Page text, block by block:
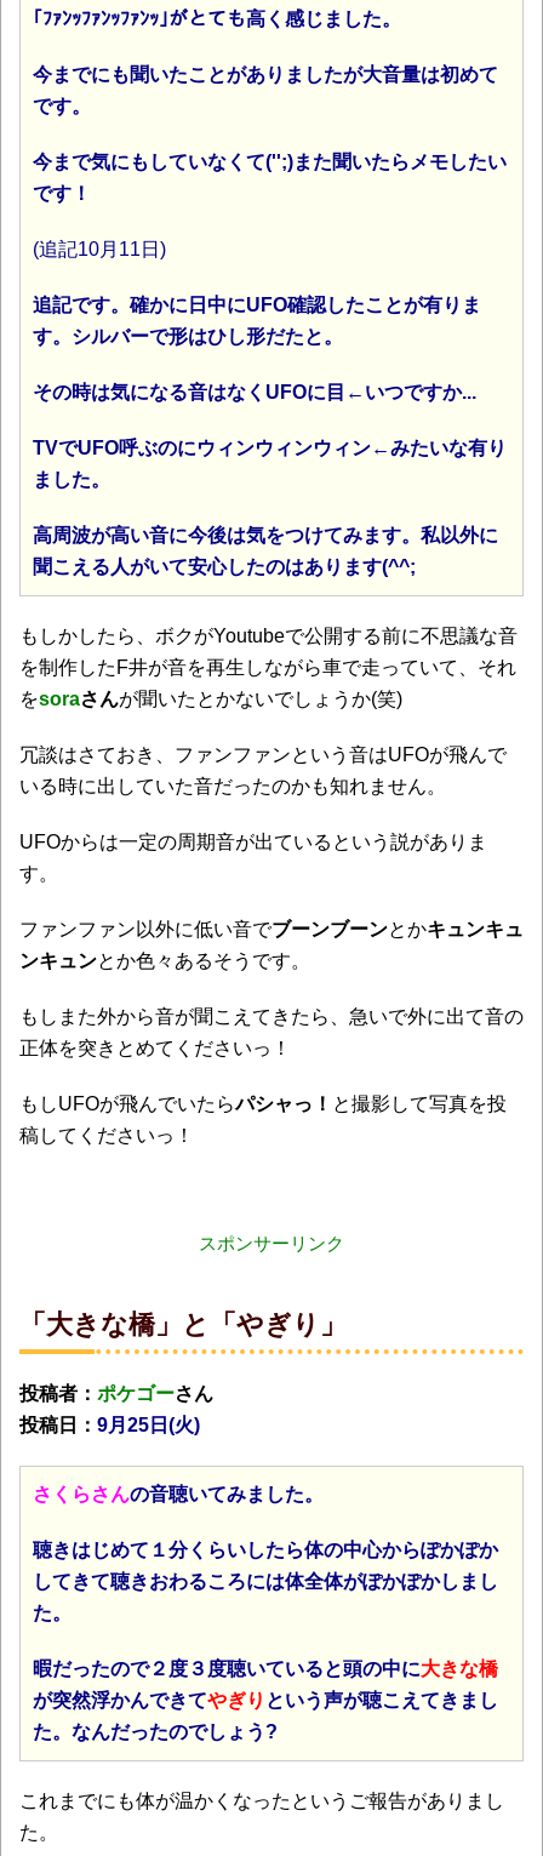
｢ﾌｧﾝｯﾌｧﾝｯﾌｧﾝｯ｣がとても高く感じました。
今までにも聞いたことがありましたが大音量は初めて
です。
今まで気にもしていなくて('';)また聞いたらメモしたい
です！
(追記10月11日)
追記です。確かに日中にUFO確認したことが有りま
す。シルバーで形はひし形だたと。
その時は気になる音はなくUFOに目←いつですか...
TVでUFO呼ぶのにウィンウィンウィン←みたいな有り
ました。
高周波が高い音に今後は気をつけてみます。私以外に
聞こえる人がいて安心したのはあります(^^;
もしかしたら、ボクがYoutubeで公開する前に不思議な音
を制作したF井が音を再生しながら車で走っていて、それ
をsoraさんが聞いたとかないでしょうか(笑)
冗談はさておき、ファンファンという音はUFOが飛んで
いる時に出していた音だったのかも知れません。
UFOからは一定の周期音が出ているという説がありま
す。
ファンファン以外に低い音でブーンブーンとかキュンキュ
ンキュンとか色々あるそうです。
もしまた外から音が聞こえてきたら、急いで外に出て音の
正体を突きとめてくださいっ！
もしUFOが飛んでいたらパシャっ！ と撮影して写真を投
稿してくださいっ！
スポンサーリンク
「大きな橋」と「やぎり」
投稿者： ポケゴーさん
投稿日： 9月25日(火)
さくらさんの音聴いてみました。
聴きはじめて１分くらいしたら体の中心からぽかぽか
してきて聴きおわるころには体全体がぽかぽかしまし
た。
暇だったので２度３度聴いていると頭の中に大きな橋
が突然浮かんできてやぎり という声が聴こえてきまし
た。 なんだったのでしょう?
これまでにも体が温かくなったというご報告がありまし
た。